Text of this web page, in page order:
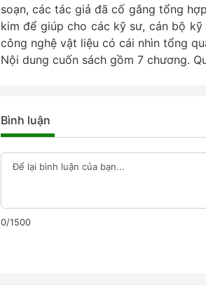
soạn, các tác giả đã cố gắng tổng
kim để giúp cho các kỹ sư, cán bộ
công nghệ vật liệu có cái nhìn tổng
Nội dung cuốn sách gồm 7 chương.
Bình luận
0/1500